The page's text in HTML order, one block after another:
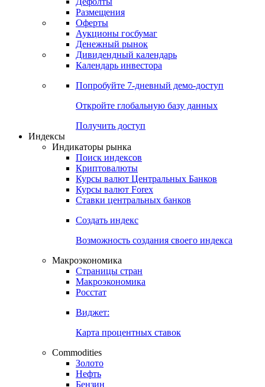
Получить доступ
Календарь
Календарь событий
Дефолты
Размещения
Оферты
Денежный рынок
Календарь инвестора
Попробуйте7-дневный
Откройте глобальную базу данных
Получить доступ
Индикаторы рынка
Поиск индексов
Курсы валют Центральных Банков
Ставки центральных банков
Создать индекс
Возможность создания своего индекса
Страницы стран
Росстат
Виджет:
Карта процентных ставок